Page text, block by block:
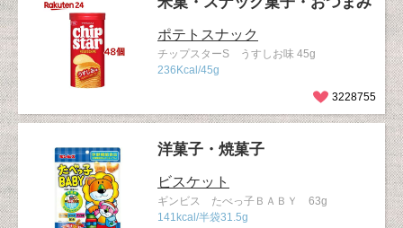
ポテトスナック
チップスターS うすしお味 45g
236Kcal/45g
3228755
洋菓子・焼菓子
ビスケット
ギンビス たべっ子ＢＡＢＹ 63g
141kcal/半袋31.5g